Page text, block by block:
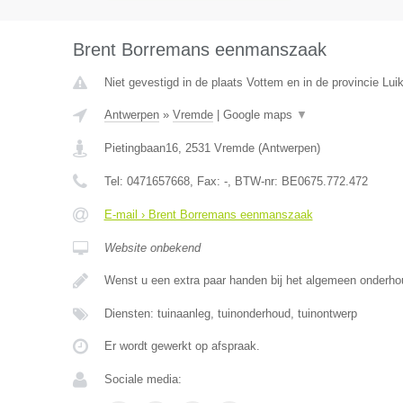
Brent Borremans eenmanszaak
Niet gevestigd in de plaats Vottem en in de provincie
Antwerpen» Vremde| Google maps ▼
Pietingbaan16, 2531 Vremde(Antwerpen)
Tel: 0471657668, Fax: -, BTW-nr: BE0675.772.472
E-mail › Brent Borremans eenmanszaak
Website onbekend
Wenst u een extra paar handen bij het algemeen
Diensten: tuinaanleg, tuinonderhoud, tuinontwerp
Er wordt gewerkt op afspraak.
Sociale media: